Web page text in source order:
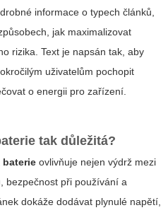
informace o typech článků,
jak maximalizovat
rizika. Text je napsán tak, aby
uživatelům pochopit
o energii pro zařízení.
tak důležitá?
baterie ovlivňuje nejen výdrž mezi
bezpečnost při používání a
dokáže dodávat plynulé napětí,